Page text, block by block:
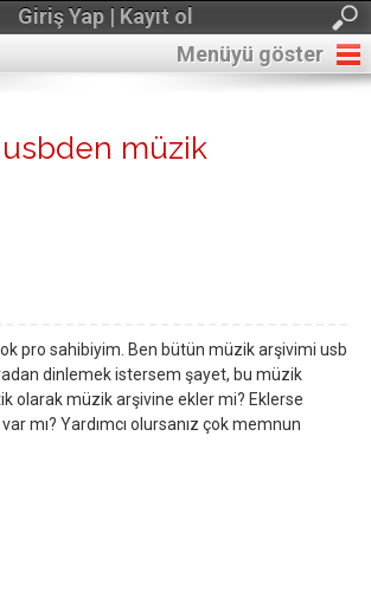
Giriş Yap | Kayıt ol
Menüyü göster
müzik
pro sahibiyim. Ben bütün müzik arşivimi usb
dinlemek istersem şayet, bu müzik
olarak müzik arşivine ekler mi? Eklerse
mı? Yardımcı olursanız çok memnun